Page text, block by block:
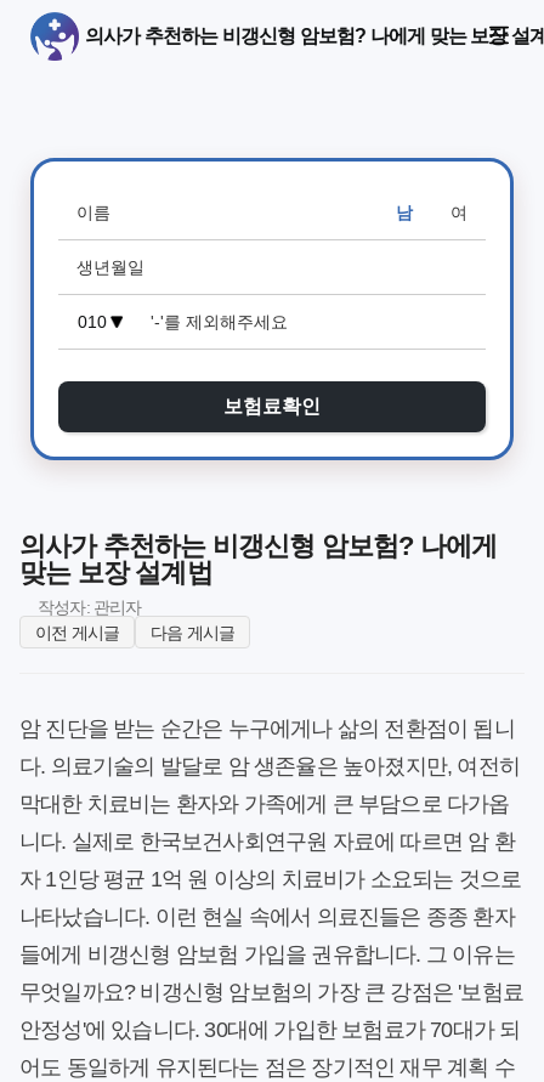
의사가 추천하는 비갱신형 암보험? 나에게 맞는 보장 설
남 여
보험료확인
의사가 추천하는 비갱신형 암보험? 나에게
맞는 보장 설계법
작성자: 관리자
이전 게시글
다음 게시글
암 진단을 받는 순간은 누구에게나 삶의 전환점이 됩니
다. 의료기술의 발달로 암 생존율은 높아졌지만, 여전히
막대한 치료비는 환자와 가족에게 큰 부담으로 다가옵
니다. 실제로 한국보건사회연구원 자료에 따르면 암 환
자 1인당 평균 1억 원 이상의 치료비가 소요되는 것으로
나타났습니다. 이런 현실 속에서 의료진들은 종종 환자
들에게 비갱신형 암보험 가입을 권유합니다. 그 이유는
무엇일까요? 비갱신형 암보험의 가장 큰 강점은 '보험료
안정성'에 있습니다. 30대에 가입한 보험료가 70대가 되
어도 동일하게 유지된다는 점은 장기적인 재무 계획 수